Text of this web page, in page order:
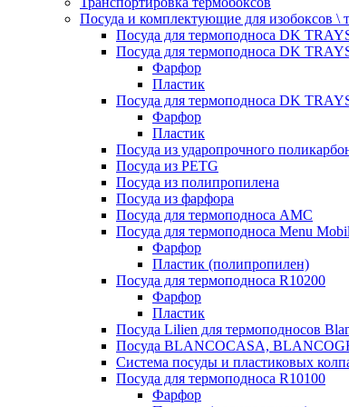
Посуда и комплектующие для изобоксов \
Посуда для термоподноса DK
Посуда для термоподноса DK
Фарфор
Пластик
Посуда для термоподноса DK
Фарфор
Пластик
Посуда из ударопрочного
Посуда из PETG
Посуда из полипропилена
Посуда из фарфора
Посуда для термоподноса AMC
Посуда для термоподноса Menu Mobil
Фарфор
Пластик (полипропилен)
Посуда для термоподноса R10200
Фарфор
Пластик
Посуда Lilien для термоподносов
Посуда BLANCOCASA,
Система посуды и пластиковых
Посуда для термоподноса R10100
Фарфор